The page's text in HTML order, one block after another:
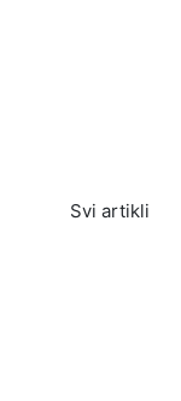
Svi artikli